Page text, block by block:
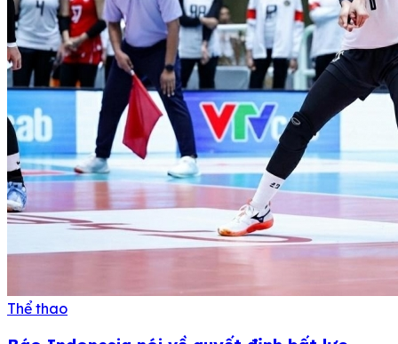
Thể thao